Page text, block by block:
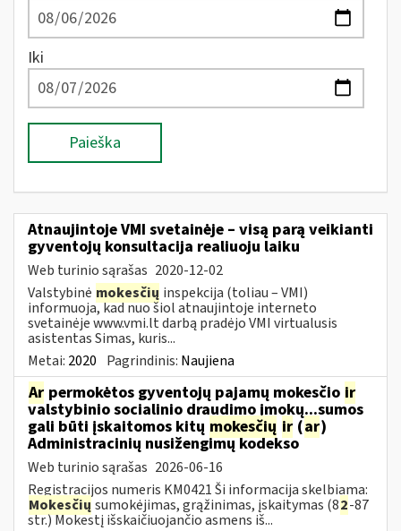
Iki
Paieška
Atnaujintoje VMI svetainėje – visą parą veikianti
gyventojų konsultacija realiuoju laiku
Web turinio sąrašas 2020-12-02
Valstybinė mokesčių inspekcija (toliau – VMI)
informuoja, kad nuo šiol atnaujintoje interneto
svetainėje www.vmi.lt darbą pradėjo VMI virtualusis
asistentas Simas, kuris...
Metai: 2020 Pagrindinis: Naujiena
Ar permokėtos gyventojų pajamų mokesčio ir
valstybinio socialinio draudimo įmokų...sumos
gali būti įskaitomos kitų mokesčių ir (ar)
Administracinių nusižengimų kodekso
Web turinio sąrašas 2026-06-16
Registracijos numeris KM0421 Ši informacija skelbiama:
Mokesčių sumokėjimas, grąžinimas, įskaitymas (82-87
str.) Mokestį išskaičiuojančio asmens iš...